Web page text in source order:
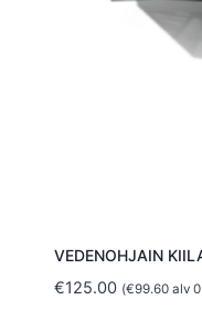
VEDENOHJAIN
€125.00 (€99.60alv